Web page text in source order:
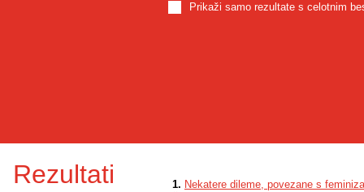
Prikaži samo rezultate s celotnim
Rezultati 1. Nekatere dileme, povezane s